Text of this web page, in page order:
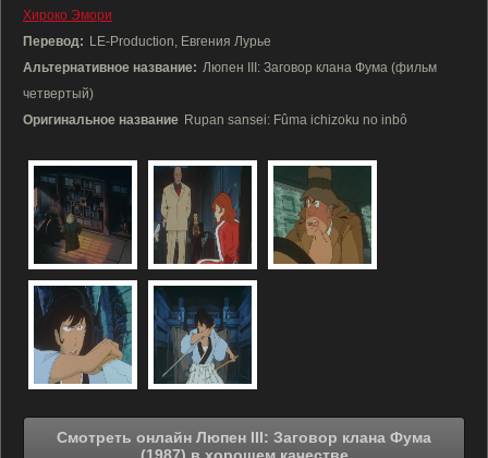
Хироко Эмори
Перевод: LE-Production, Евгения Лурье
Альтернативное название: Люпен III: Заговор клана Фума (фильм
четвертый)
Оригинальное название Rupan sansei: Fûma ichizoku no inbô
Смотреть онлайн Люпен III: Заговор клана Фума